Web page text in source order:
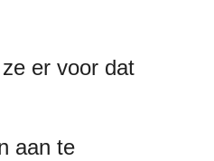
er voor dat
aan te